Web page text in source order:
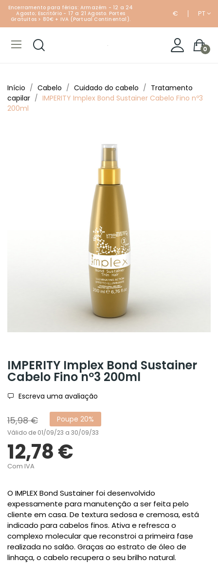
Encerramento para férias: Armazém - 12 a 24
Agosto; Escritório - 17 a 21 Agosto. Portes
Gratuitos > 80€ + IVA (Portual Continental).
€ PT
0
Início Cabelo Cuidado do cabelo
Tratamento
capilar
IMPERITY Implex Bond Sustainer Cabelo Fino nº3
200ml
IMPERITY Implex Bond Sustainer
Cabelo Fino nº3 200ml
Escreva uma avaliação
15,98 € Poupe 20%
Válido de 01/09/23 a 30/09/33
12,78 €
Com IVA
O IMPLEX Bond Sustainer foi desenvolvido
expessamente para manutenção a ser feita pelo
cliente em casa. De textura sedosa e cremosa, está
indicado para cabelos finos. Ativa e refresca o
complexo molecular que reconstroi a primeira fase
realizada no salão. Graças ao estrato de óleo de
linhaça, o cabelo recupera o seu brilho natural.